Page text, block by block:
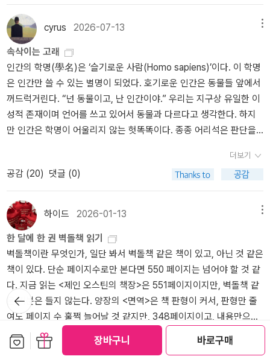
장바구니 바로구매
비와 조화(Cosmos)를 오직 측정 가능한 물리/화학 법칙으로만 설명
하려 함으로써, 우주에 존재하는 의미, 가치, 목적(텔로스, Telos)을
배제하고 있다. 또한 생명체를 '진화의 우연적 산물'이자 '유기화학적
원리가 지배하는 물질'로만 규정하여, 생명의 정신적, 형이상학적 측
면이나 목적론적 해석을 묵살하는 편이다. 이는 우주를 영혼이 없는
물질 덩어리로 전락시킨다는 비판을 받는다. 2. 과학을 유일한 진리
의 척도로 삼는 과학만능주의세이건은 과학적 방법론이 객관적 진리
에 도달하는 유일한 길이며, 다른 지식 체계(철학, 종교, 인문학)는 과
학에 종속되거나 오류라고 주장했다. 하지만 '우리가 아는 모든 것은
즉 가치 중립성이나 윤리적 문제 해결 능력의 부족을 망각한 것으로
보인다.한편, 저자가 확실한 데이터가 부족함에도 외계 문명의 존재
를 강하게 주장하는 것은 과학적 회의주의를 넘어선 낭만적 과학주의
혹은 과학 신앙에 가깝다는 비판을 받게 된다. 3. '인간의 무의미성'
강조를 통한 역설적 인본주의세이건은 광활한 우주에서 지구와 인간
이 얼마나 작은 존재인지(창백한 푸른 점)를 강조했다. 그러나 이는
겸손을 가르치는 듯하지만, 결국 인간의 삶에서 모든 궁극적 의미와
목적을 제거하는 허무주의로 이어질 수 있다. 인간 중심주의를 배제
하려는 시도가 도리어 인류의 특별함을 부정하고, 물질적 존재 이상
의 가치를 무시하는 관점으로 보인다. 4. 역사적·종교적 맥락의 단순
화 및 배제세이건은 과학 발전 과정을 인류가 미신(종교)을 극복하고
이성으로 나아가는 일방통행적 서사로 묘사했다. 또한 과학과 종교가
cyrus 2026-07-13
속삭이는 고래
인간의 학명(學名)은 ‘슬기로운 사람(Homo sapiens)’이다. 이 학명
은 인간만 쓸 수 있는 별명이 되었다. 호기로운 인간은 동물들 앞에서
꺼드럭거린다. “넌 동물이고, 난 인간이야.” 우리는 지구상 유일한 이
성적 존재이며 언어를 쓰고 있어서 동물과 다르다고 생각한다. 하지
만 인간은 학명이 어울리지 않는 헛똑똑이다. 종종 어리석은 판단을
서 살아간다. 슬기로운 사람은 동물이 아니라는 착각. 이런 착각을 학
술 용어로 ‘종차(種差)’라고 한다.재미있게도 우리는 한 번도 만나 본
적이 없는 외계 생명체를 ‘외계인’으로 가정한다. 우리가 만나고 싶
은 외계인은 인간의 모습과 흡사하며 우리처럼 비슷하게 생활한다.
외계인이 있다고 믿는 사람들은 우리보다 더 똑똑한 외계인을 우러러
본다. 그래서 아득한 옛날에 지구를 방문한 외계인이 고대 사람들에
게 현대 문명에 걸맞은 엄청난 기술을 전수했다고 주장한다. 초고대
문명설을 지지하는 사람들은 이집트의 피라미드와 페루의 나스카 지
상화(땅에 그려진 거대한 그림들)가 외계인과 고대 사람들의 합작품
으로 보인다. [피터 박스올 <죽기 전에 꼭 읽어야 할 책 1001권> 718
번째 책][대구 독서 모임 <고라니 울고> ‘초여름 밤 SF’ 7월의 SF, 추
천 독자 겸 모임장: 김성현]* 더글러스 애덤스, 김선형 · 권진아 함께
옮김 《은하수를 여행하는 히치하이커를 위한 안내서》 (책세상, 2005
더보기
공감 (20) 댓글 (0)
하이드 2026-01-13
한 달에 한 권 벽돌책 읽기
벽돌책이란 무엇인가, 일단 봐서 벽돌책 같은 책이 있고, 아닌 것 같은
책이 있다. 단순 페이지수로만 본다면 550 페이지는 넘어야 할 것 같
다. 지금 읽는 <제인 오스틴의 책장>은 551페이지이지만, 벽돌책 같
은 기분은 들지 않는다. 양장의 <면역>은 책 판형이 커서, 판형만 줄
여도 페이지 수 훌쩍 늘어날 것 같지만, 348페이지이고, 내용만으로
는 벽돌책 같지만, 페이지수보다는 판형이 커서 벽돌책 느낌이 들지
않는다. 책 크기는 일반 판형에서 크게 벗어나지 않는 한 주제에 대해
더보기
뒤로가
기